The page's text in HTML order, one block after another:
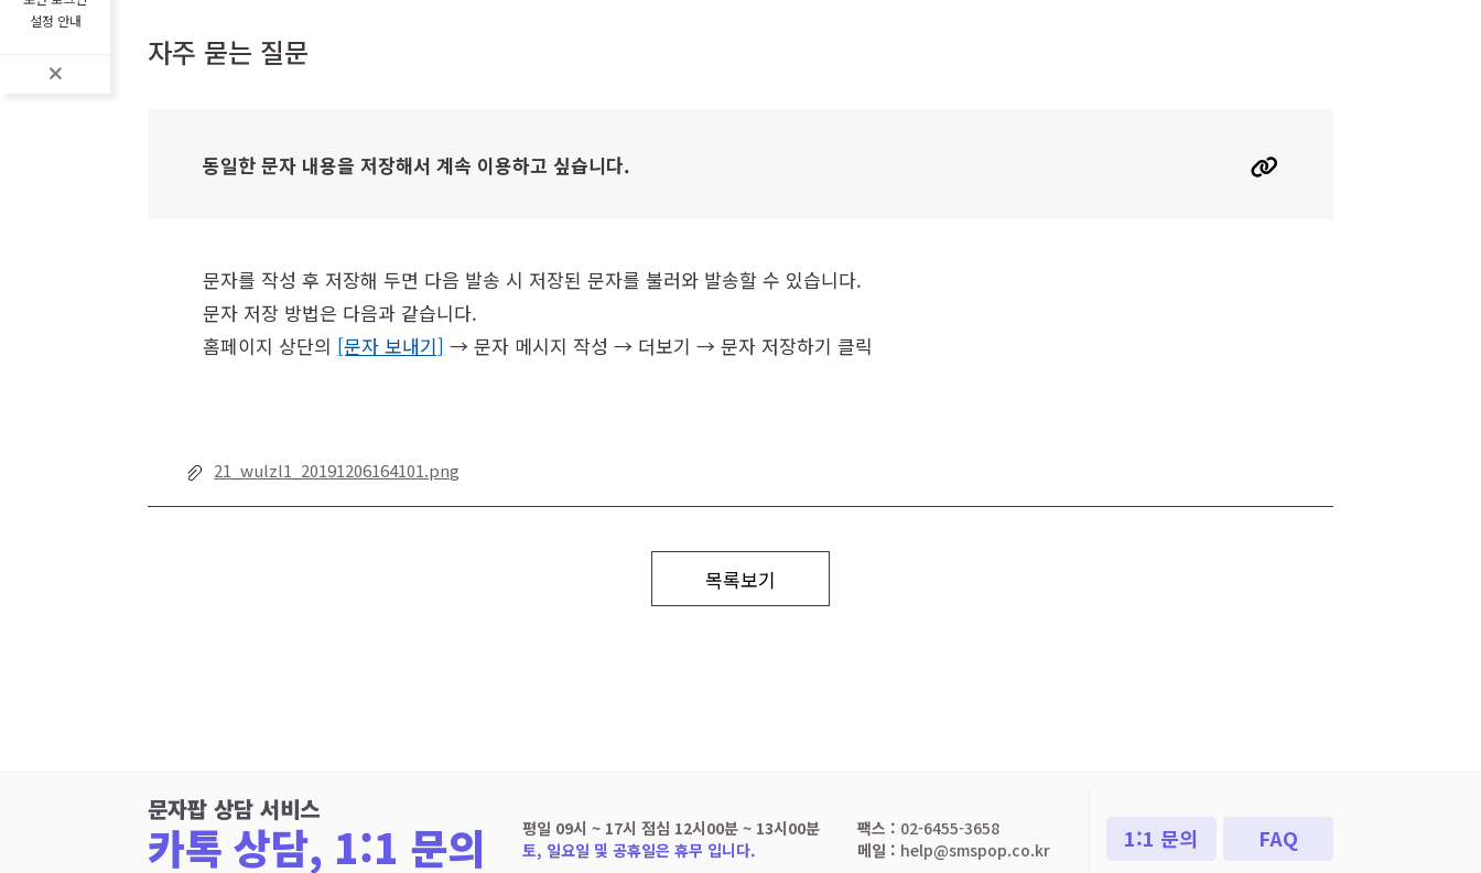
설정 안내
자주 묻는 질문
동일한 문자 내용을 저장해서 계속 이용하고 싶습니다.
문자를 작성 후 저장해 두면 다음 발송 시 저장된 문자를 불러와 발송할 수 있습니다.
문자 저장 방법은 다음과 같습니다.
홈페이지 상단의 [문자 보내기] → 문자 메시지 작성 → 더보기 → 문자 저장하기 클릭
21_wulzl1_20191206164101.png
목록보기
문자팝 상담 서비스
카톡 상담, 1:1 문의
평일 09시 ~ 17시 점심 12시00분 ~ 13시00분
토, 일요일 및 공휴일은 휴무 입니다.
팩스 : 02-6455-3658
메일 : help@smspop.co.kr 1:1 문의 FAQ